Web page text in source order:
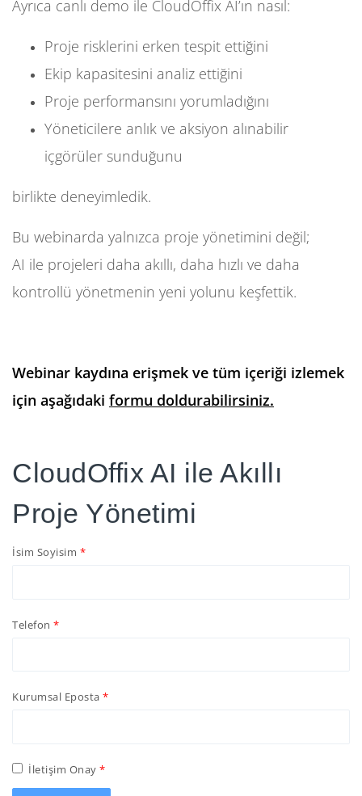
Ayrıca canlı demo ile CloudOffix AI’ın nasıl:
Proje risklerini erken tespit ettiğini
Ekip kapasitesini analiz ettiğini
Proje performansını yorumladığını
Yöneticilere anlık ve aksiyon alınabilir
içgörüler sunduğunu
birlikte deneyimledik.
Bu webinarda yalnızca proje yönetimini değil;
AI ile projeleri daha akıllı, daha hızlı ve daha
kontrollü yönetmenin yeni yolunu keşfettik.
Webinar kaydına erişmek ve tüm içeriği izlemek
için aşağıdaki formu doldurabilirsiniz.
CloudOffix AI ile Akıllı
Proje Yönetimi
İsim Soyisim
Telefon
Kurumsal Eposta
İletişim Onay